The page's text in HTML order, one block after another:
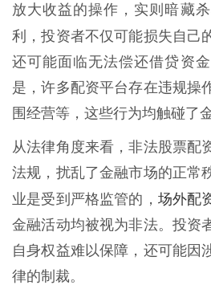
放大收益的操作，实则暗藏
利，投资者不仅可能损失自己
还可能面临无法偿还借贷资
是，许多配资平台存在违规操
围经营等，这些行为均触碰了
从法律角度来看，非法股票配
法规，扰乱了金融市场的正常
业是受到严格监管的， 场外配
金融活动均被视为非法。投资
自身权益难以保障，还可能因
律的制裁。